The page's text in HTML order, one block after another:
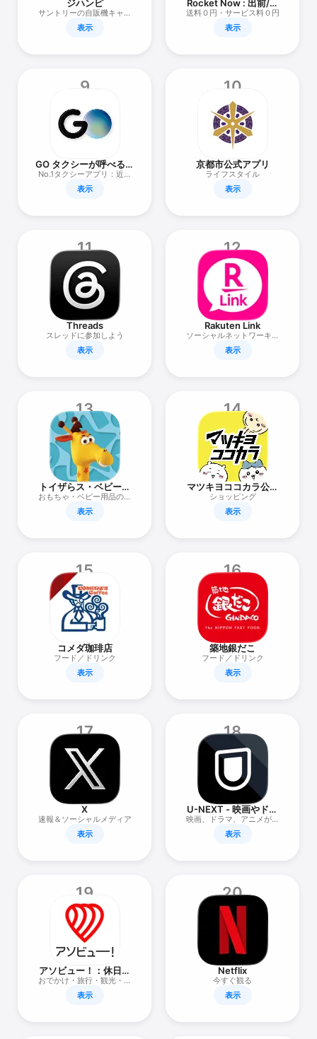
ジハンピ
サントリーの自販機キャッ
シュレスアプリ
表示
Rocket Now : 出前/フ
ードデリバリー
送料０円・サービス料０円
表示
9
GO タクシーが呼べるア
プリ - AI予約・配車・
迎車・決済
No.1タクシーアプリ：近く
のTAXIが呼べる
表示
10
京都市公式アプリ
ライフスタイル
表示
11
Threads
スレッドに参加しよう
表示
12
Rakuten Link
ソーシャルネットワーキン
グ
表示
13
トイザらス・ベビーザ
らス
おもちゃ・ベビー用品の専
門店 トイザらス・ベビー
ザらス
表示
14
マツキヨココカラ公式
アプリ
ショッピング
表示
15
コメダ珈琲店
フード／ドリンク
表示
16
築地銀だこ
フード／ドリンク
表示
17
X
速報＆ソーシャルメディア
表示
18
U-NEXT - 映画やドラ
マ、アニメなどの動画
が見放題
映画、ドラマ、アニメが見
放題。マンガも楽しめる！
表示
19
アソビュー！：休日の
便利でお得な遊び予約
アプリ
おでかけ・旅行・観光・イ
ベント情報が見つかる！
表示
20
Netflix
今すぐ観る
表示